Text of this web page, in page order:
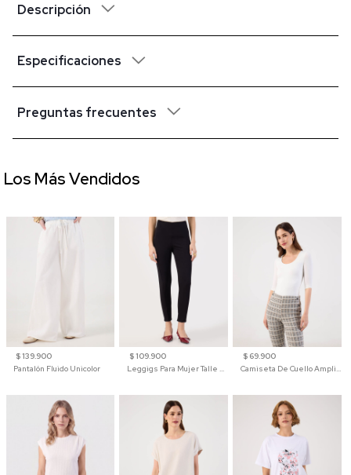
Descripción
Especificaciones
Preguntas frecuentes
$ 139.900
Pantalón Fluido Unicolor
$ 109.900
Leggigs Para Mujer Talle Alto Liso
$ 69.900
Camiseta De Cuello Amplio Y Manga 3/4 Para Mujer
Los Más Vendidos